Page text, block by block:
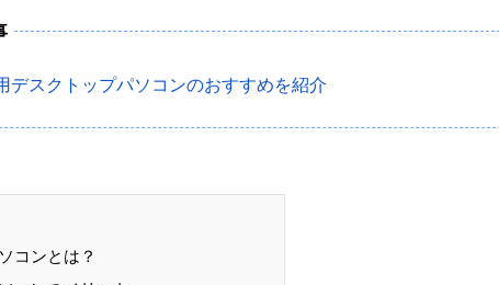
デスクトップパソコンのおすすめを紹介
コンとは？